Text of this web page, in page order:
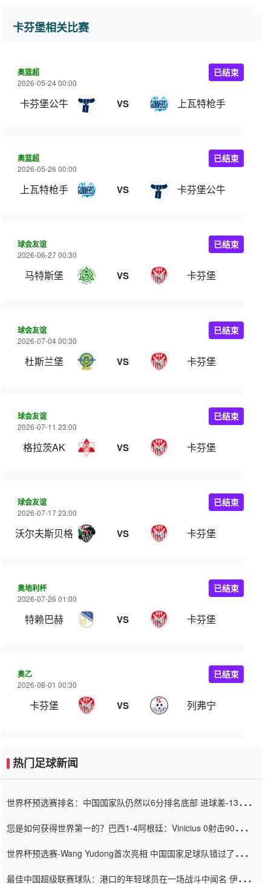
卡芬堡相关比赛
奥篮超
2026-05-24 00:00
卡芬堡公牛 VS 上瓦特枪手
已结束
奥篮超
2026-05-26 00:00
上瓦特枪手 VS 卡芬堡公牛
已结束
球会友谊
2026-06-27 00:30
马特斯堡 VS 卡芬堡
已结束
球会友谊
2026-07-04 00:30
杜斯兰堡 VS 卡芬堡
已结束
球会友谊
2026-07-11 23:00
格拉茨AK VS 卡芬堡
已结束
球会友谊
2026-07-17 23:00
沃尔夫斯贝格 VS 卡芬堡
已结束
奥地利杯
2026-07-26 01:00
特赖巴赫 VS 卡芬堡
已结束
奥乙
2026-08-01 00:30
卡芬堡 VS 列弗宁
已结束
热门足球新闻
世界杯预选赛排名：中国国家队仍然以6分排名底部 进球差-13令人
您是如何获得世界第一的？巴西1-4阿根廷：Vinicius 0射击90分钟
世界杯预选赛-Wang Yudong首次亮相 中国国家足球队错过了世界
最佳中国超级联赛球队：港口的年轻球员在一场战斗中闻名 伊万放